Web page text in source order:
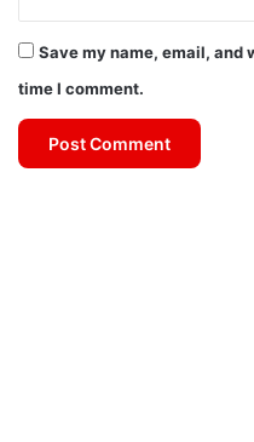
Save my name, email, and
time I comment.